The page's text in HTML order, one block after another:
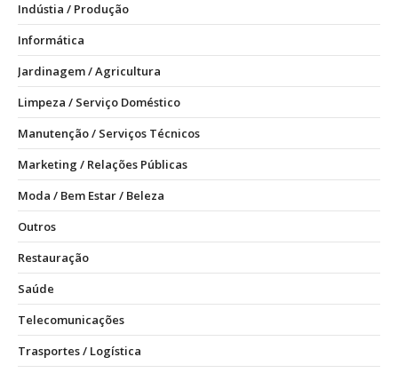
Indústia / Produção
Informática
Jardinagem / Agricultura
Limpeza / Serviço Doméstico
Manutenção / Serviços Técnicos
Marketing / Relações Públicas
Moda / Bem Estar / Beleza
Outros
Restauração
Saúde
Telecomunicações
Trasportes / Logística